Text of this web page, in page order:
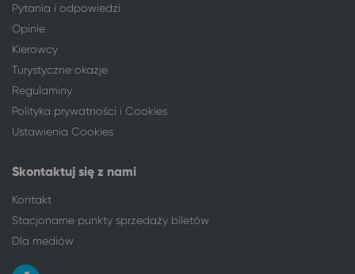
Ostrołęka
Ciechocinek
Ostrów Mazowiecka
Ostrów Wielkopolski
Ostrowiec Świętokrzyski
Oświęcim
Otwock
Ciechocinek
Pabianice
Piekary Śląskie
Piła
Piotrków Trybunalski
Ciechocinek
Pytania i odpowiedzi
Opinie
Kierowcy
Turystyczne okazje
Regulaminy
Polityka prywatności i Cookies
Ustawienia Cookies
Skontaktuj się z nami
Kontakt
Stacjonarne punkty sprzedaży biletów
Dla mediów